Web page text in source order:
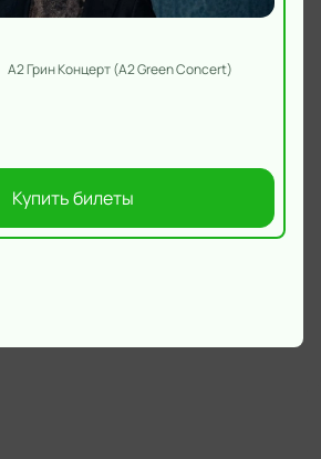
А2 Грин Концерт (A2 Green Concert)
Купить билеты